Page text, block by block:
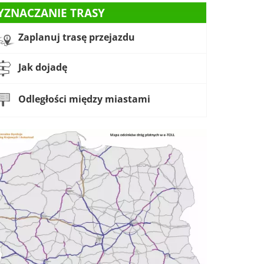
TRASY
Zaplanuj trasę przejazdu
Jak dojadę
Odległości między miastami